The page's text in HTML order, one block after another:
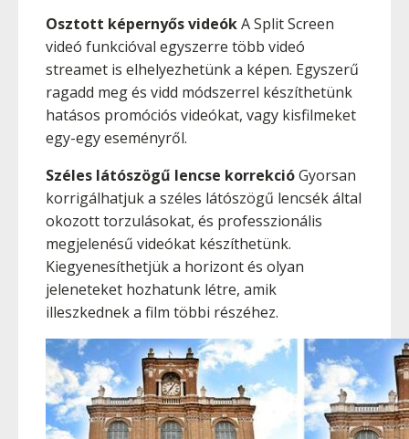
Osztott képernyős videókA Split Screen
videó funkcióval egyszerre több videó
streamet is elhelyezhetünk a képen. Egyszerű
ragadd meg és vidd módszerrel készíthetünk
hatásos promóciós videókat, vagy kisfilmeket
egy-egy eseményről.
Széles látószögű lencse korrekcióGyorsan
korrigálhatjuk a széles látószögű lencsék által
okozott torzulásokat, és professzionális
megjelenésű videókat készíthetünk.
Kiegyenesíthetjük a horizont és olyan
jeleneteket hozhatunk létre, amik
illeszkednek a film többi részéhez.